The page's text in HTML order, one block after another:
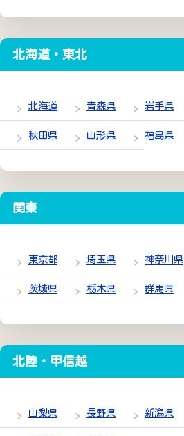
北海道・東北
北海道 青森県 岩手県
秋田県 山形県 福島県
関東
東京都 埼玉県 神奈川県
茨城県 栃木県 群馬県
北陸・甲信越
山梨県 長野県 新潟県